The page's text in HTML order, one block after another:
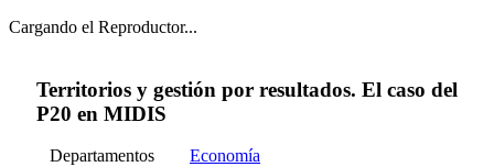
Cargando el Reproductor...
Territorios y gestión por resultados. El caso del
P20 en MIDIS
Departamentos
Economía